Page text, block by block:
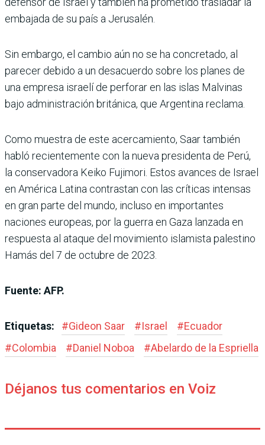
embajada de su país a Jerusalén.
Sin embargo, el cambio aún no se ha concretado, al
parecer debido a un desacuerdo sobre los planes de
una empresa israelí de perforar en las islas Malvinas
bajo administración británica, que Argentina reclama.
Como muestra de este acercamiento, Saar también
habló recientemente con la nueva presidenta de Perú,
la conservadora Keiko Fujimori. Estos avances de Israel
en América Latina contrastan con las críticas intensas
en gran parte del mundo, incluso en importantes
naciones europeas, por la guerra en Gaza lanzada en
respuesta al ataque del movimiento islamista palestino
Hamás del 7 de octubre de 2023.
Fuente: AFP.
Etiquetas: #Gideon Saar #Israel #Ecuador
#Colombia #Daniel Noboa #Abelardo de la Espriella
Déjanos tus comentarios en Voiz